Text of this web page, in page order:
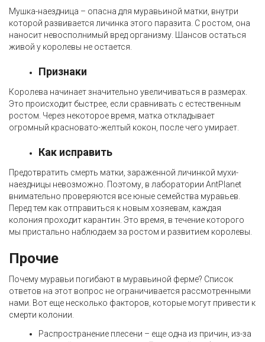
Мушка-наездница – опасна для муравьиной матки, внутри
которой развивается личинка этого паразита. С ростом, она
наносит невосполнимый вред организму. Шансов остаться
живой у королевы не остается.
Признаки
Королева начинает значительно увеличиваться в размерах.
Это происходит быстрее, если сравнивать с естественным
ростом. Через некоторое время, матка откладывает
огромный красновато-желтый кокон, после чего умирает.
Как исправить
Предотвратить смерть матки, зараженной личинкой мухи-
наездницы невозможно. Поэтому, в лаборатории AntPlanet
внимательно проверяются все юные семейства муравьев.
Перед тем как отправиться к новым хозяевам, каждая
колония проходит карантин. Это время, в течение которого
мы пристально наблюдаем за ростом и развитием королевы.
Прочие
Почему муравьи погибают в муравьиной ферме? Список
ответов на этот вопрос не ограничивается рассмотренными
нами. Вот еще несколько факторов, которые могут привести к
смерти колонии.
Распространение плесени – еще одна из причин, из-за